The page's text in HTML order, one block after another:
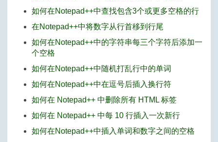
如何在Notepad++中查找包含3个或更多空格的行
在Notepad++中将数字从行首移到行尾
如何在Notepad++中的字符串每三个字符后添加一
个空格
如何在Notepad++中随机打乱行中的单词
如何在Notepad++中在逗号后插入换行符
如何在 Notepad++ 中删除所有 HTML 标签
如何在 Notepad++ 中每 10 行插入一次新行
如何在Notepad++中插入单词和数字之间的空格